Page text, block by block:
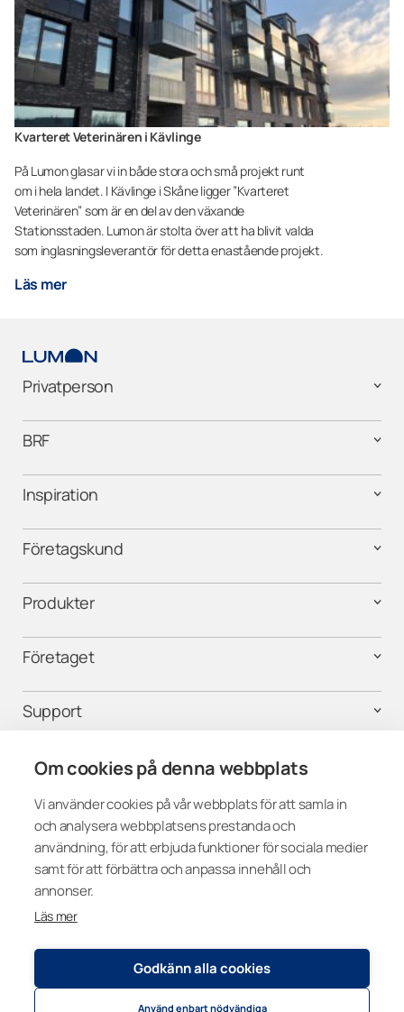
Om cookies på denna webbplats
Vi använder cookies på vår webbplats för att samla in
och analysera webbplatsens prestanda och
användning, för att erbjuda funktioner för sociala medier
samt för att förbättra och anpassa innehåll och
annonser.
Läs mer
Godkänn alla cookies
Använd enbart nödvändiga
Kvarteret Veterinären i Kävlinge
På Lumon glasar vi in både stora och små projekt runt
om i hela landet. I Kävlinge i Skåne ligger ”Kvarteret
Veterinären” som är en del av den växande
Stationsstaden. Lumon är stolta över att ha blivit valda
som inglasningsleverantör för detta enastående projekt.
Läs mer
Privatperson
BRF
Inspiration
Företagskund
Produkter
Företaget
Support
Kontakta oss
Följ oss i sociala medier
Sweden